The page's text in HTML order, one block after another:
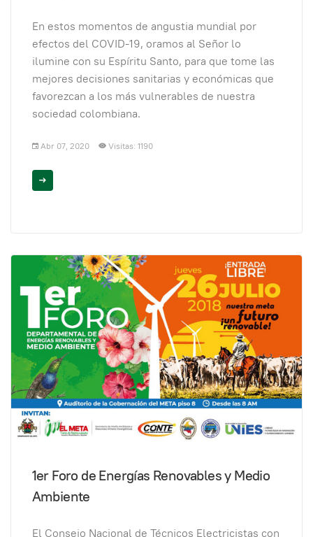
En estos momentos de angustia mundial por
efectos del COVID-19, oramos al Señor lo
ilumine con su Espíritu Santo, para que tome las
mejores decisiones sanitarias y económicas que
favorezcan a los más vulnerables de nuestra
sociedad colombiana.
Abr 07, 2020 Visitas: 1190
1er Foro de Energías Renovables y Medio
Ambiente
El Consejo Nacional de Técnicos Electricistas con